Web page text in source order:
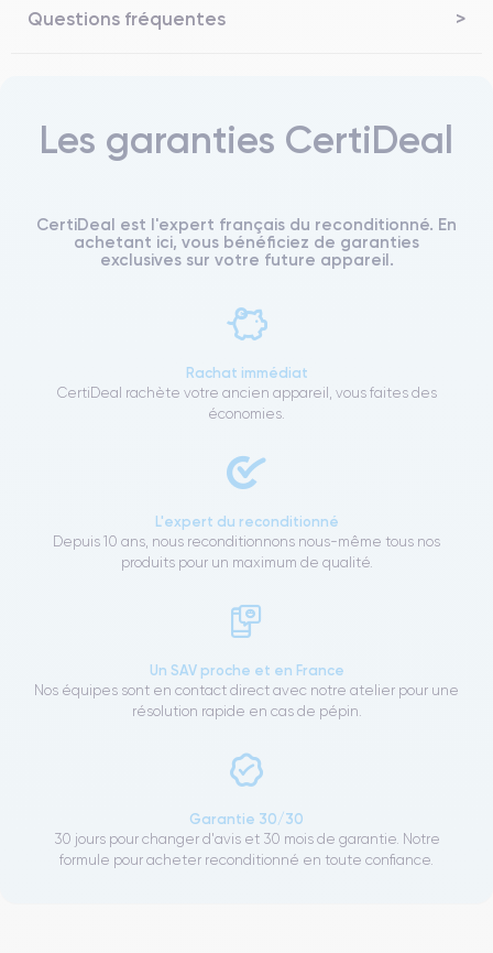
Questions fréquentes
Les garanties CertiDeal
CertiDeal est l'expert français du reconditionné. En
achetant ici, vous bénéficiez de garanties
exclusives sur votre future appareil.
Rachat immédiat
CertiDeal rachète votre ancien appareil, vous faites des
économies.
L'expert du reconditionné
Depuis 10 ans, nous reconditionnons nous-même tous nos
produits pour un maximum de qualité.
Un SAV proche et en France
Nos équipes sont en contact direct avec notre atelier pour une
résolution rapide en cas de pépin.
Garantie 30/30
30 jours pour changer d'avis et 30 mois de garantie. Notre
formule pour acheter reconditionné en toute confiance.